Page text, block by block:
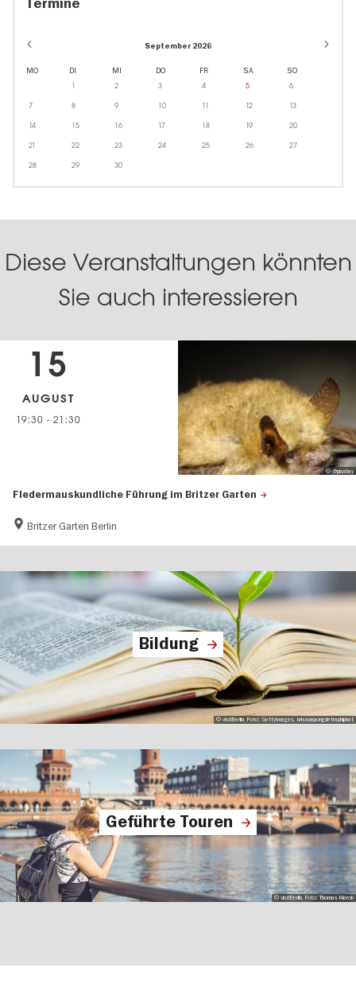
Termine
September 2026
MO DI MI DO FR SA SO
1 2 3 4 5 6
7 8 9 10 11 12 13
14 15 16 17 18 19 20
21 22 23 24 25 26 27
28 29 30
Diese Veranstaltungen könnten
Sie auch interessieren
Fledermauskundliche Führung im Britzer Garten
Britzer Garten Berlin
15
AUGUST
19:30 - 21:30
© @pixabay
Bildung
© visitBerlin, Foto: GettyImages, krisanapongdetraphiphat
Geführte Touren
© visitBerlin, Foto: Thomas Kierok